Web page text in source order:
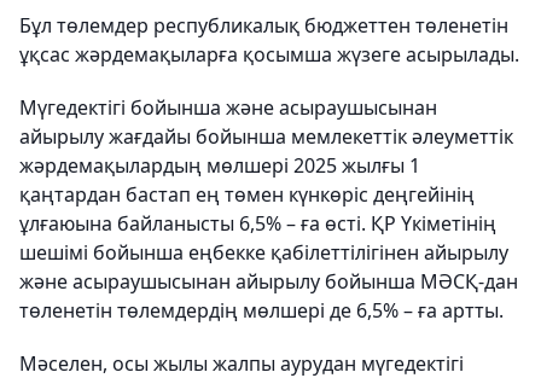
Бұл төлемдер республикалық бюджеттен төленетін
ұқсас жәрдемақыларға қосымша жүзеге асырылады.
Мүгедектігі бойынша және асыраушысынан
айырылу жағдайы бойынша мемлекеттік әлеуметтік
жәрдемақылардың мөлшері 2025 жылғы 1
қаңтардан бастап ең төмен күнкөріс деңгейінің
ұлғаюына байланысты 6,5% – ға өсті. ҚР Үкіметінің
шешімі бойынша еңбекке қабілеттілігінен айырылу
және асыраушысынан айырылу бойынша МӘСҚ-дан
төленетін төлемдердің мөлшері де 6,5% – ға артты.
Мәселен, осы жылы жалпы аурудан мүгедектігі